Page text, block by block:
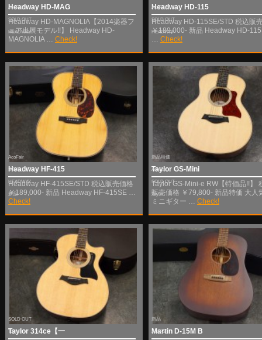
Headway HD-MAG
AcoFair
SOLD OUT
HEADWAY
Headway HD-MAGNOLIA【2014楽器フ
ェア出展モデル!!】 Headway HD-
MAGNOLIA … Check!
Headway HD-115
AcoFair
SOLD OUT
HEADWAY
Headway HD-115SE/STD 税込販
￥189,000- 新品 Headway HD-
Check!
Headway HF-415
AcoFair
SOLD OUT
HEADWAY
新品
Headway HF-415SE/STD 税込販売価格
￥189,000- 新品 Headway HF-415SE …
Check!
Taylor GS-Mini
新品特価
AcoFair
SOLD OUT
Taylor
Taylor GS-Mini-e RW【特価品!!】
販売価格 ￥79,800- 新品特価 大人
ミニギター … Check!
Taylor 314ce【一
SOLD OUT
Taylor Martin D-15M B
新品
AcoFair